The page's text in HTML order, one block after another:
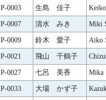
P-0003 生島 佳子
P-0007 清水 みき Miki
P-0009 鈴木 愛子 Aiko
P-0021 飛山 千鶴子
P-0027 七呂 美香 Mika
P-0033 大場 かず子